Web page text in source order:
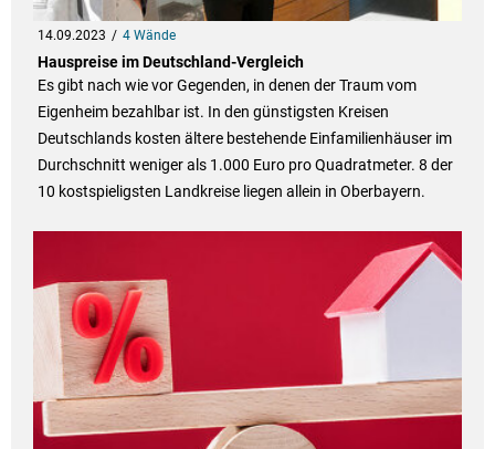
14.09.2023 4 Wände
Hauspreise im Deutschland-Vergleich
Es gibt nach wie vor Gegenden, in denen der Traum vom
Eigenheim bezahlbar ist. In den günstigsten Kreisen
Deutschlands kosten ältere bestehende Einfamilienhäuser im
Durchschnitt weniger als 1.000 Euro pro Quadratmeter. 8 der
10 kostspieligsten Landkreise liegen allein in Oberbayern.